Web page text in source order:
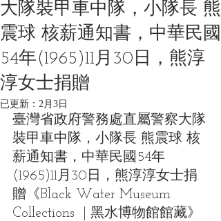
大隊裝甲車中隊，小隊長 熊
震球 核薪通知書，中華民國
54年(1965)11月30日，熊淳
淳女士捐贈
已更新： 2月3日
臺灣省政府警務處直屬警察大隊
裝甲車中隊，小隊長 熊震球 核
薪通知書，中華民國54年
(1965)11月30日，熊淳淳女士捐
贈《Black Water Museum
Collections  | 黑水博物館館藏》